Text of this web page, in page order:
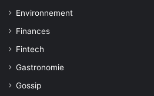
Environnement
Finances
Fintech
Gastronomie
Gossip